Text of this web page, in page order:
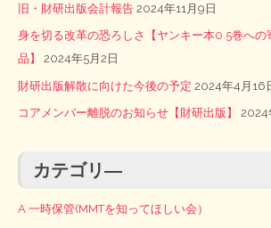
旧・財研出版会計報告 2024年11月9日
身を切る改革の恐ろしさ【ヤンキー本0.5巻への
品】
2024年5月2日
財研出版解散に向けた今後の予定 2024年4月16
コアメンバー離脱のお知らせ【財研出版】 2024
カテゴリ―
A 一時保管(MMTを知ってほしい会）